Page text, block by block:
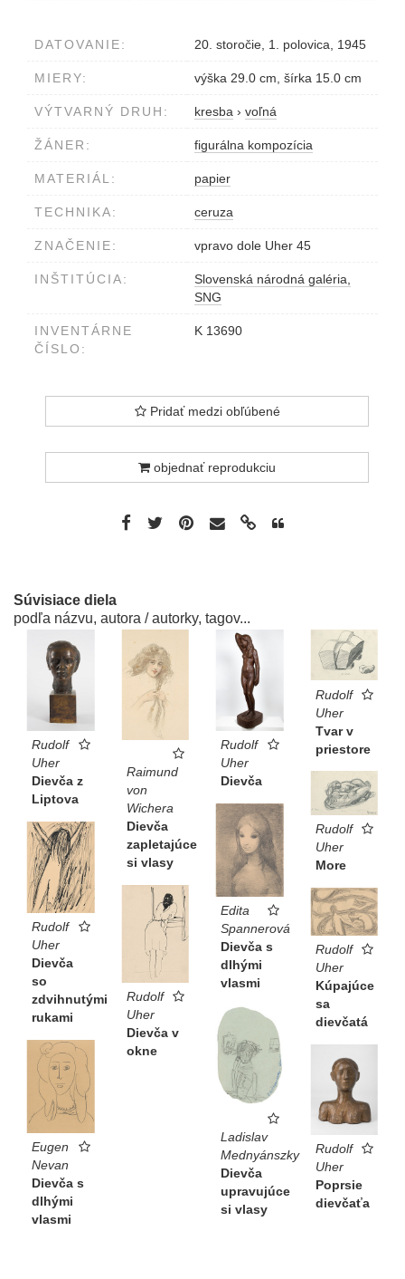
DATOVANIE: 20. storočie, 1. polovica, 1945
MIERY: výška 29.0 cm, šírka 15.0 cm
VÝTVARNÝ DRUH: kresba › voľná
ŽÁNER: figurálna kompozícia
MATERIÁL: papier
TECHNIKA: ceruza
ZNAČENIE: vpravo dole Uher 45
INŠTITÚCIA:
Slovenská národná galéria,
SNG
INVENTÁRNE
ČÍSLO:
K 13690
Pridať medzi obľúbené
objednať reprodukciu
Súvisiace diela
podľa názvu, autora / autorky, tagov...
Rudolf
Uher
Dievča z
Liptova
Raimund
von
Wichera
Dievča
zapletajúce
si vlasy
Rudolf
Uher
Dievča
Rudolf
Uher
Tvar v
priestore
Rudolf
Uher
More
Edita
Spannerová
Dievča s
dlhými
vlasmi
Rudolf
Uher
Dievča
so
zdvihnutými
rukami
Rudolf
Uher
Dievča v
okne
Rudolf
Uher
Kúpajúce
sa
dievčatá
Ladislav
Mednyánszky
Dievča
upravujúce
si vlasy
Eugen
Nevan
Dievča s
dlhými
vlasmi
Rudolf
Uher
Poprsie
dievčaťa